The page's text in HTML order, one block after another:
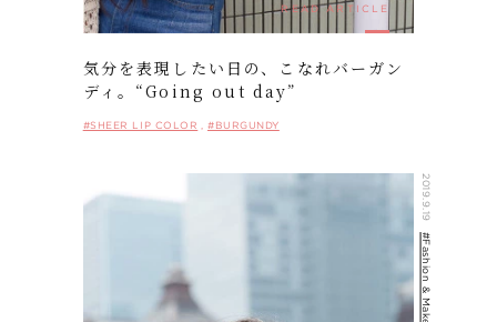
READ ARTICLE
気分を表現したい日の、こなれバーガン
ディ。“Going out day”
#SHEER LIP COLOR #BURGUNDY
2019.9.19
#Fashion & Makeup